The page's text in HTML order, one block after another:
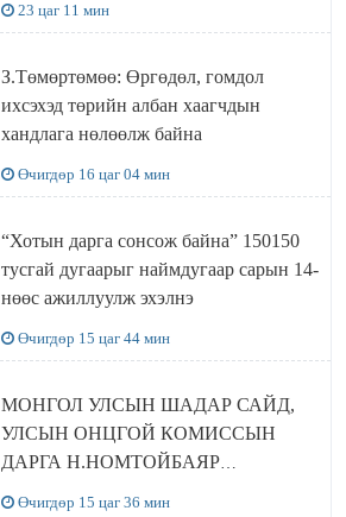
23 цаг 11 мин
З.Төмөртөмөө: Өргөдөл, гомдол
ихсэхэд төрийн албан хаагчдын
хандлага нөлөөлж байна
Өчигдөр 16 цаг 04 мин
“Хотын дарга сонсож байна” 150150
тусгай дугаарыг наймдугаар сарын 14-
нөөс ажиллуулж эхэлнэ
Өчигдөр 15 цаг 44 мин
МОНГОЛ УЛСЫН ШАДАР САЙД,
УЛСЫН ОНЦГОЙ КОМИССЫН
ДАРГА Н.НОМТОЙБАЯР
Өчигдөр 15 цаг 36 мин